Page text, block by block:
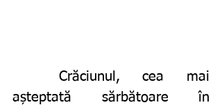
așteptată sărbătoare în